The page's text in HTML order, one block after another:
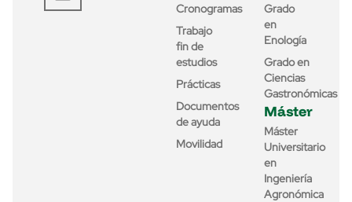
Cronogramas
Trabajo
fin de
estudios
Prácticas
Documentos
de ayuda
Movilidad
Grado
en
Enología
Grado en
Ciencias
Gastronómicas
Máster
Máster
Universitario
en
Ingeniería
Agronómica